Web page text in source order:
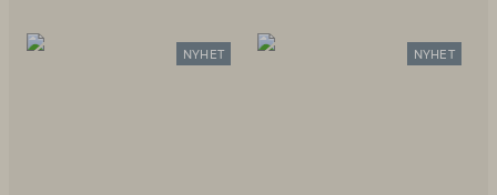
NYHET NYHET